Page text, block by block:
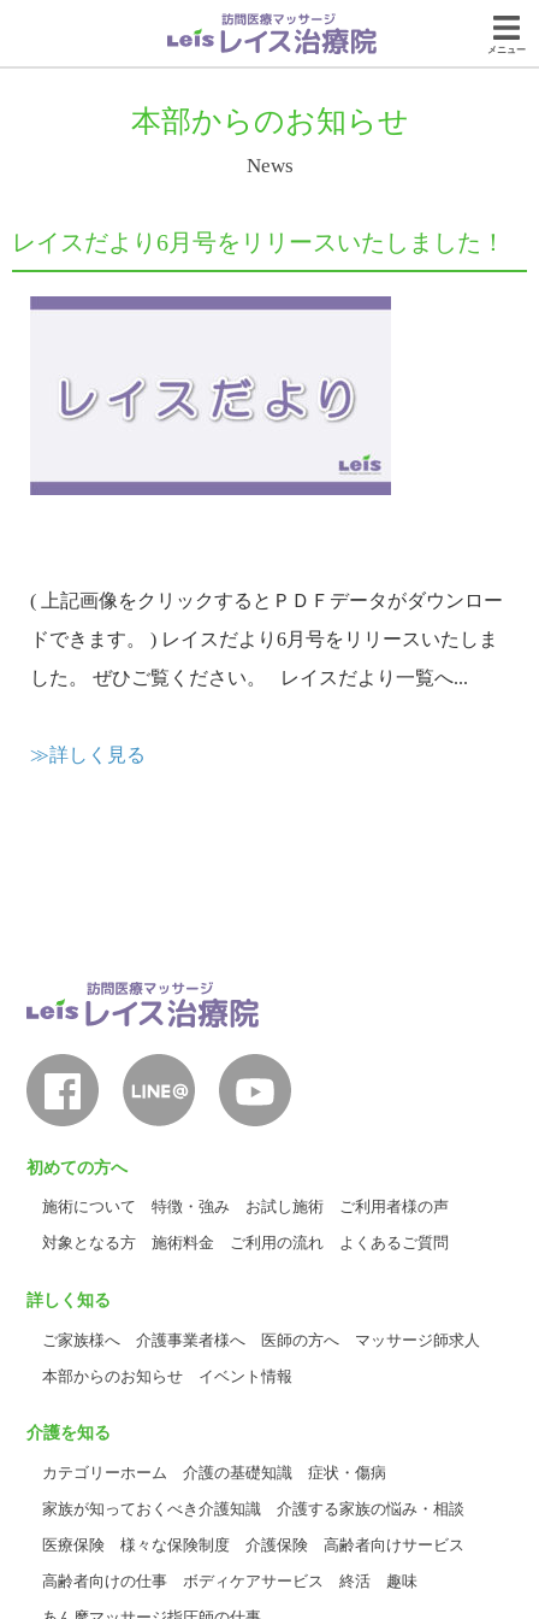
メニュー
本部からのお知らせ
News
レイスだより6月号をリリースいたしました！
( 上記画像をクリックするとＰＤＦデータがダウンロー
ドできます。 ) レイスだより6月号をリリースいたしま
した。 ぜひご覧ください。 レイスだより一覧へ...
≫詳しく見る
初めての方へ
施術について 特徴・強み お試し施術
ご利用者様の声
対象となる方
施術料金 ご利用の流れ よくあるご質問
詳しく知る
ご家族様へ 介護事業者様へ 医師の方へ
マッサージ師求人
本部からのお知らせ
イベント情報
介護を知る
カテゴリーホーム 介護の基礎知識
症状・傷病
家族が知っておくべき介護知識
介護する家族の悩み・相談
医療保険
様々な保険制度 介護保険
高齢者向けサービス
高齢者向けの仕事
ボディケアサービス 終活
趣味